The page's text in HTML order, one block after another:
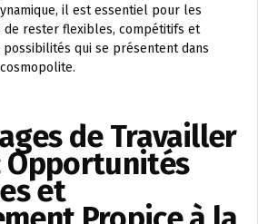
il est essentiel pour les
rester flexibles, compétitifs et
qui se présentent dans
de Travailler
Opportunités
et